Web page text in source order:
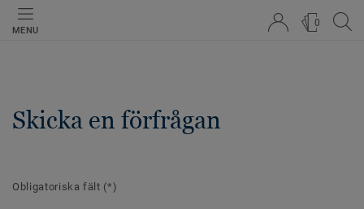
MENU
0
Skicka en förfrågan
Obligatoriska fält (*)